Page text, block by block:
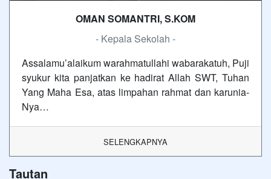
OMAN SOMANTRI, S.KOM
- Kepala Sekolah -
Assalamu’alaikum warahmatullahi wabarakatuh, Puji
syukur kita panjatkan ke hadirat Allah SWT, Tuhan
Yang Maha Esa, atas limpahan rahmat dan karunia-
Nya…
SELENGKAPNYA
Tautan